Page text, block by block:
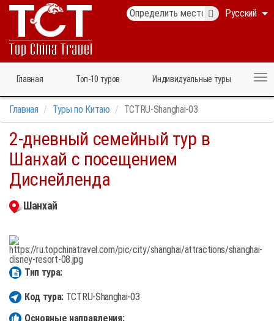
Русский
Главная Топ‑10 туров Индивидуальные туры
Главная Туры по Китаю TCTRU-Shanghai-03
2-дневный семейный тур в
Шанхай с посещением
Диснейленда
Шанхай
Тип тура:
Код тура: TCTRU-Shanghai-03
Основные направления: